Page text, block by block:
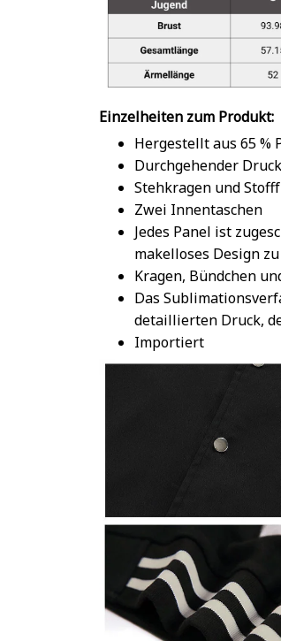
Einzelheiten zum Produkt:
Hergestellt aus 65 %
Durchgehender
Stehkragen und
Zwei Innentaschen
Jedes Panel ist
makelloses Design
Kragen, Bündchen
Das
detaillierten Druck,
Importiert